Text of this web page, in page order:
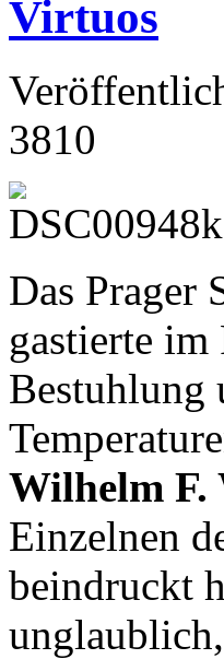
Virtuos
3810
Das Prager
gastierte
Bestuhlung
Wilhelm F.
Einzelnen
beindruckt